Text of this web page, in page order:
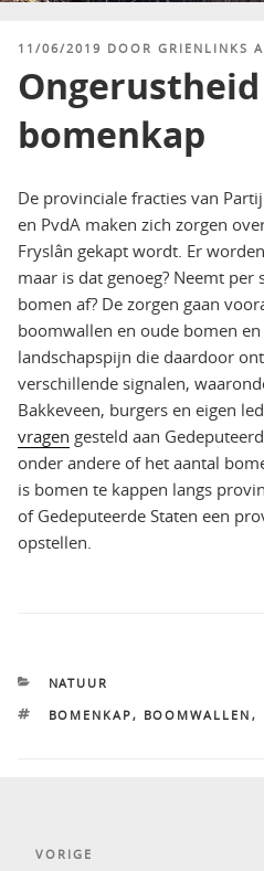
GEPLAATST
11/06/2019 DOOR GRIENLINKS A
bomenkap
De provinciale fracties van
en PvdA maken zich zorgen
Fryslân gekapt wordt. Er
maar is dat genoeg? Neemt per
bomen af? De zorgen gaan
boomwallen en oude bomen
landschapspijn die daardoor
verschillende signalen,
Bakkeveen, burgers en eigen
vragen gesteld aan
onder andere of het aantal
is bomen te kappen langs
of Gedeputeerde Staten een
opstellen.
CATEGORIEËN
NATUUR
TAGS
BOMENKAP, BOOMWALLEN ,
Vorig
VORIGE